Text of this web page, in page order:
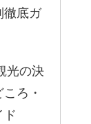
徹底ガ
光の決
ろ・